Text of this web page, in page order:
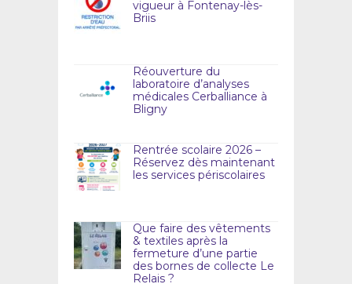
vigueur à Fontenay-lès-
Briis
Réouverture du
laboratoire d’analyses
médicales Cerballiance à
Bligny
Rentrée scolaire 2026 –
Réservez dès maintenant
les services périscolaires
Que faire des vêtements
& textiles après la
fermeture d’une partie
des bornes de collecte Le
Relais ?